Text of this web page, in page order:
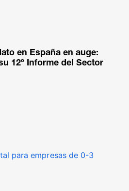
en España en auge:
12º Informe del Sector